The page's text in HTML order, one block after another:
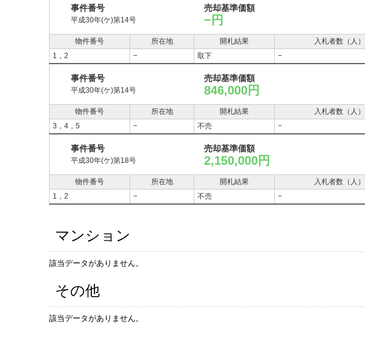
事件番号
平成30年(ケ)第14号
売却基準価額
−円
物件番号 所在地 開札結果 入札者数（人）
1，2
− 取下 −
事件番号
平成30年(ケ)第14号
売却基準価額
846,000円
物件番号 所在地 開札結果 入札者数（人）
3，4，5
− 不売 −
事件番号
平成30年(ケ)第18号
売却基準価額
2,150,000円
物件番号 所在地 開札結果 入札者数（人）
1，2
− 不売 −
マンション
該当データがありません。
その他
該当データがありません。